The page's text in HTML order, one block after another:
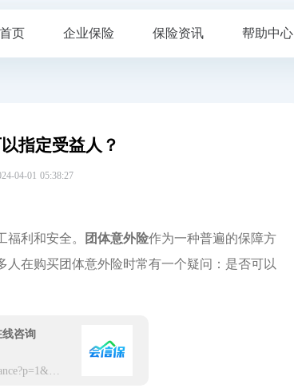
首页 企业保险 保险资讯 帮助中心
指定受益人？
04-01 05:38:27
利和安全。 团体意外险作为一种普遍的保障方
在购买团体意外险时常有一个疑问：是否可以
咨询
https://app.hxbaoxian.com/insurance?p=1&l=20&t=6&c=0&sourceType=web